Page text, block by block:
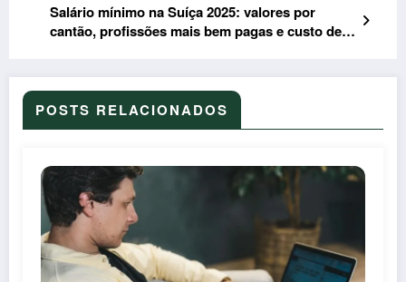
Salário mínimo na Suíça 2025: valores por
cantão, profissões mais bem pagas e custo de
POSTS RELACIONADOS